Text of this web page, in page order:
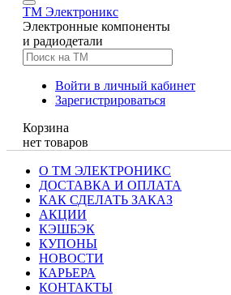
TM Электроникс
Электронные компоненты
и радиодетали
Войти в личный кабинет
Зарегистрироваться
Корзина
нет товаров
О ТМ ЭЛЕКТРОНИКС
ДОСТАВКА И ОПЛАТА
КАК СДЕЛАТЬ ЗАКАЗ
АКЦИИ
КЭШБЭК
КУПОНЫ
НОВОСТИ
КАРЬЕРА
КОНТАКТЫ